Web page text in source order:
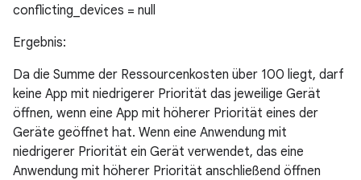
conflicting_devices = null
Ergebnis:
Da die Summe der Ressourcenkosten über 100 liegt, darf
keine App mit niedrigerer Priorität das jeweilige Gerät
öffnen, wenn eine App mit höherer Priorität eines der
Geräte geöffnet hat. Wenn eine Anwendung mit
niedrigerer Priorität ein Gerät verwendet, das eine
Anwendung mit höherer Priorität anschließend öffnen